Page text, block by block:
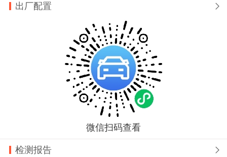
出厂配置 
微信扫码查看
检测报告 